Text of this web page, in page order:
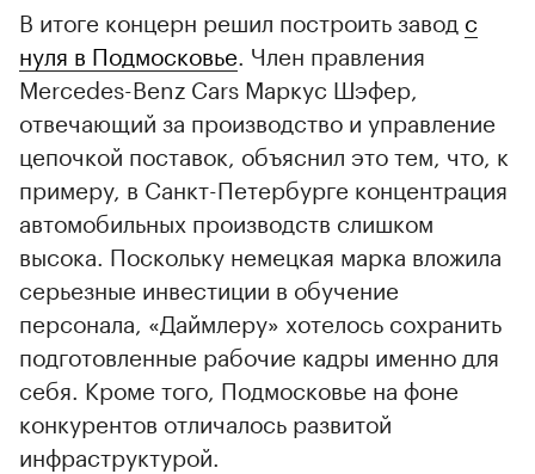
00:00 / 00:00
В итоге концерн решил построить завод с
нуля в Подмосковье . Член правления
Mercedes-Benz Cars Маркус Шэфер,
отвечающий за производство и управление
цепочкой поставок, объяснил это тем, что, к
примеру, в Санкт-Петербурге концентрация
автомобильных производств слишком
высока. Поскольку немецкая марка вложила
серьезные инвестиции в обучение
персонала, «Даймлеру» хотелось сохранить
подготовленные рабочие кадры именно для
себя. Кроме того, Подмосковье на фоне
конкурентов отличалось развитой
инфраструктурой.